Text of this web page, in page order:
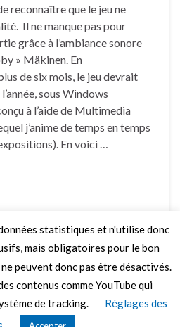
reconnaître que le jeu ne
Il ne manque pas pour
grâce à l’ambiance sonore
» Mäkinen. En
de six mois, le jeu devrait
sous Windows
à l’aide de Multimedia
j’anime de temps en temps
En voici …
Faire un commentaire
statistiques et n'utilise donc
mais obligatoires pour le bon
peuvent donc pas être désactivés.
contenus comme YouTube qui
de tracking.
Réglages des